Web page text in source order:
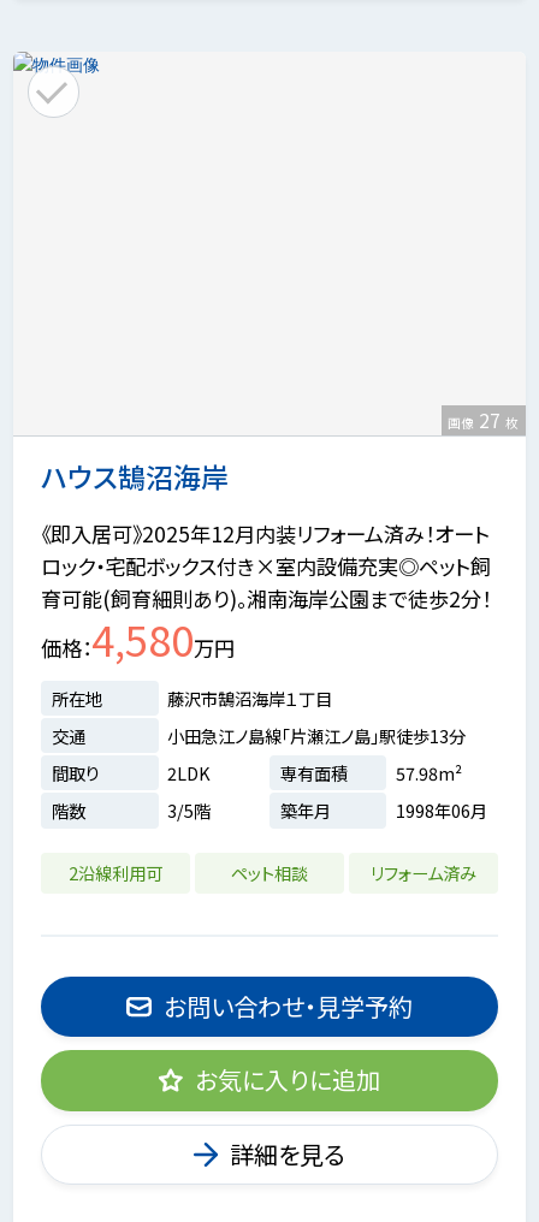
ハウス鵠沼海岸
画像 27 枚
《即入居可》2025年12月内装リフォーム済み！オート
ロック・宅配ボックス付き×室内設備充実◎ペット飼
育可能(飼育細則あり)。湘南海岸公園まで徒歩2分！
価格 4,580万円
所在地
藤沢市鵠沼海岸１丁目
交通
小田急江ノ島線「片瀬江ノ島」駅徒歩13分
間取り
2LDK 専有面積
57.98m²
階数
3/5階 築年月 1998年06月
2沿線利用可 ペット相談 リフォーム済み
お問い合わせ・見学予約
お気に入りに追加
詳細を見る